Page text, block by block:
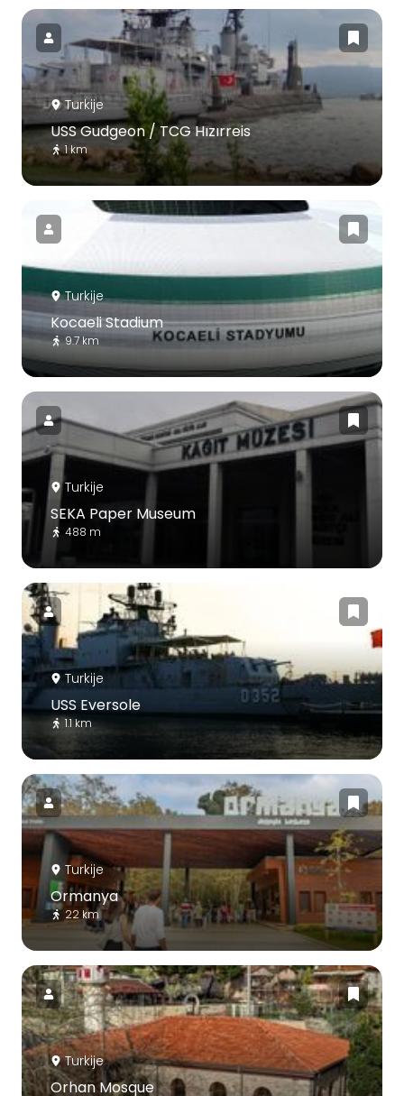
Turkije
USS Gudgeon / TCG Hızırreis
1 km
Turkije
Kocaeli Stadium
9.7 km
Turkije
SEKA Paper Museum
488 m
Turkije
USS Eversole
1.1 km
Turkije
Ormanya
22 km
Turkije
Orhan Mosque